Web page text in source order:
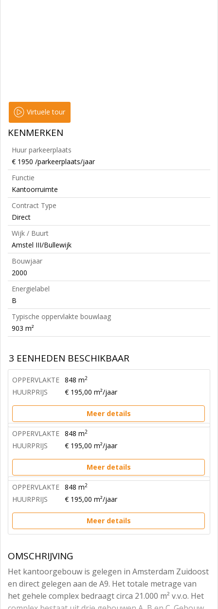
Virtuele tour
KENMERKEN
Huur parkeerplaats
€ 1950 /parkeerplaats/jaar
Functie
Kantoorruimte
Contract Type
Direct
Wijk / Buurt
Amstel III/Bullewijk
Bouwjaar
2000
Energielabel
B
Typische oppervlakte bouwlaag
903 m²
3 EENHEDEN BESCHIKBAAR
OPPERVLAKTE 848 m2
HUURPRIJS € 195,00 m²/jaar
Meer details
OPPERVLAKTE 848 m2
HUURPRIJS € 195,00 m²/jaar
Meer details
OPPERVLAKTE 848 m2
HUURPRIJS € 195,00 m²/jaar
Meer details
OMSCHRIJVING
Het kantoorgebouw is gelegen in Amsterdam Zuidoost
en direct gelegen aan de A9. Het totale metrage van
het gehele complex bedraagt circa 21.000 m² v.v.o. Het